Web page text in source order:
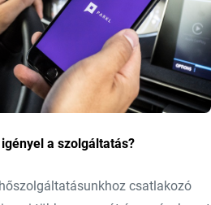
a szolgáltatás?
csatlakozó